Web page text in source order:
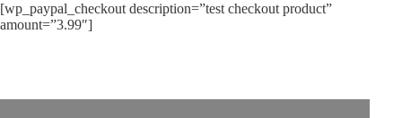
[wp_paypal_checkout description=”test checkout product”
amount=”3.99″]